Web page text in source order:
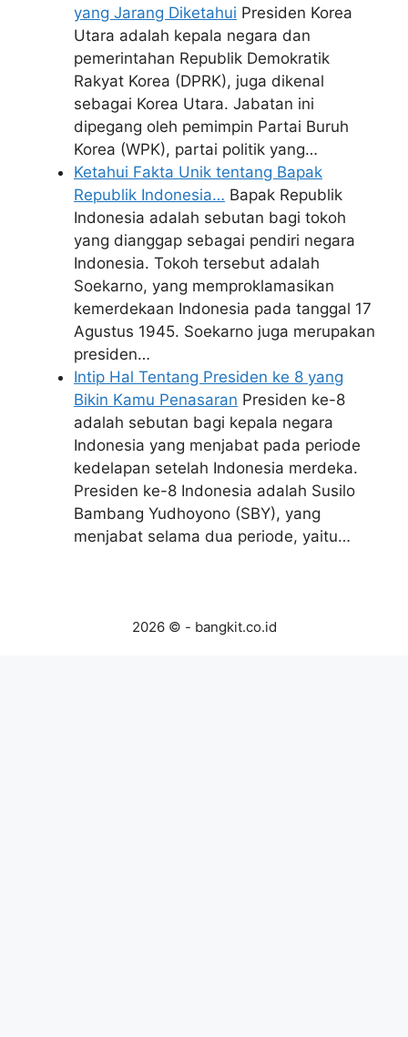
yang Jarang Diketahui Presiden Korea
Utara adalah kepala negara dan
pemerintahan Republik Demokratik
Rakyat Korea (DPRK), juga dikenal
sebagai Korea Utara. Jabatan ini
dipegang oleh pemimpin Partai Buruh
Korea (WPK), partai politik yang…
Ketahui Fakta Unik tentang Bapak
Republik Indonesia… Bapak Republik
Indonesia adalah sebutan bagi tokoh
yang dianggap sebagai pendiri negara
Indonesia. Tokoh tersebut adalah
Soekarno, yang memproklamasikan
kemerdekaan Indonesia pada tanggal 17
Agustus 1945. Soekarno juga merupakan
presiden…
Intip Hal Tentang Presiden ke 8 yang
Bikin Kamu Penasaran Presiden ke-8
adalah sebutan bagi kepala negara
Indonesia yang menjabat pada periode
kedelapan setelah Indonesia merdeka.
Presiden ke-8 Indonesia adalah Susilo
Bambang Yudhoyono (SBY), yang
menjabat selama dua periode, yaitu…
2026 © - bangkit.co.id